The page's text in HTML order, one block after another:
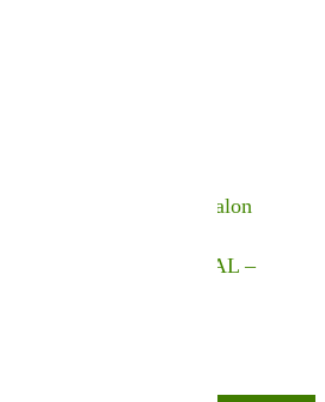
ou un RDV :
de notre présence au salon
Semence au salon SIVAL –